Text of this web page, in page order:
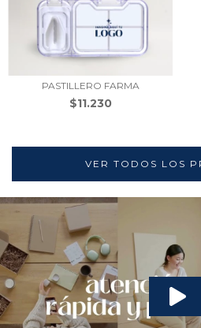
PASTILLERO FARMA
$11.230
VER TODOS LOS